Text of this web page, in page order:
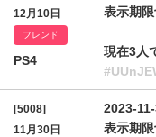
12月10日
フレンド
PS4
表示期
現在3人
[5008]
11月30日
2023-
表示期